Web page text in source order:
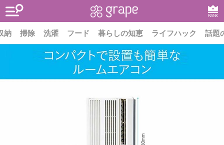
RANK
納 掃除 洗濯 フード 暮らしの知恵 ライフハック 話題